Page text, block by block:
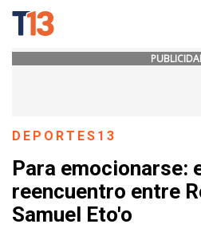
DEPORTES13
Para emocionarse:
reencuentro entre
Samuel Eto'o